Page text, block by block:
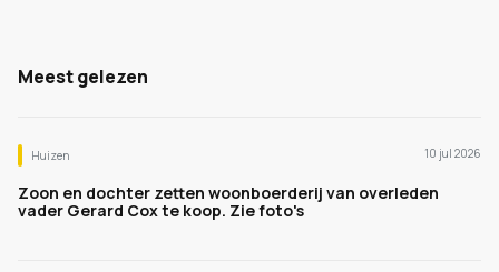
Meest gelezen
Huizen 10 jul 2026
Zoon en dochter zetten woonboerderij van overleden
vader Gerard Cox te koop. Zie foto's